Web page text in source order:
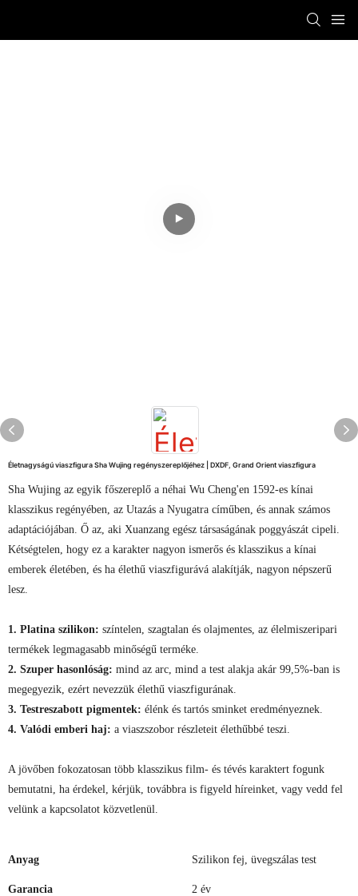
Életnagyságú viaszfigura Sha Wujing regényszereplőjéhez | DXDF, Grand Orient viaszfigura
Sha Wujing az egyik főszereplő a néhai Wu Cheng'en 1592-es kínai
klasszikus regényében, az Utazás a Nyugatra címűben, és annak számos
adaptációjában. Ő az, aki Xuanzang egész társaságának poggyászát cipeli.
Kétségtelen, hogy ez a karakter nagyon ismerős és klasszikus a kínai
emberek életében, és ha élethű viaszfigurává alakítják, nagyon népszerű
lesz.
1. Platina szilikon: színtelen, szagtalan és olajmentes, az élelmiszeripari
termékek legmagasabb minőségű terméke.
2. Szuper hasonlóság: mind az arc, mind a test alakja akár 99,5%-ban is
megegyezik, ezért nevezzük élethű viaszfigurának.
3. Testreszabott pigmentek: élénk és tartós sminket eredményeznek.
4. Valódi emberi haj: a viaszszobor részleteit élethűbbé teszi.
A jövőben fokozatosan több klasszikus film- és tévés karaktert fogunk
bemutatni, ha érdekel, kérjük, továbbra is figyeld híreinket, vagy vedd fel
velünk a kapcsolatot közvetlenül.
Anyag Szilikon fej, üvegszálas test
Garancia 2 év